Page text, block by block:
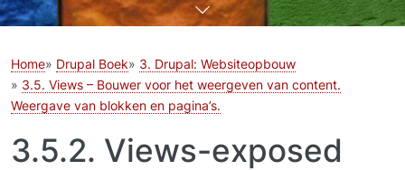
Home Drupal Boek
3. Drupal: Websiteopbouw
3.5. Views – Bouwer voor het weergeven van content.
Weergave van blokken en pagina’s.
3.5.2. Views-exposed